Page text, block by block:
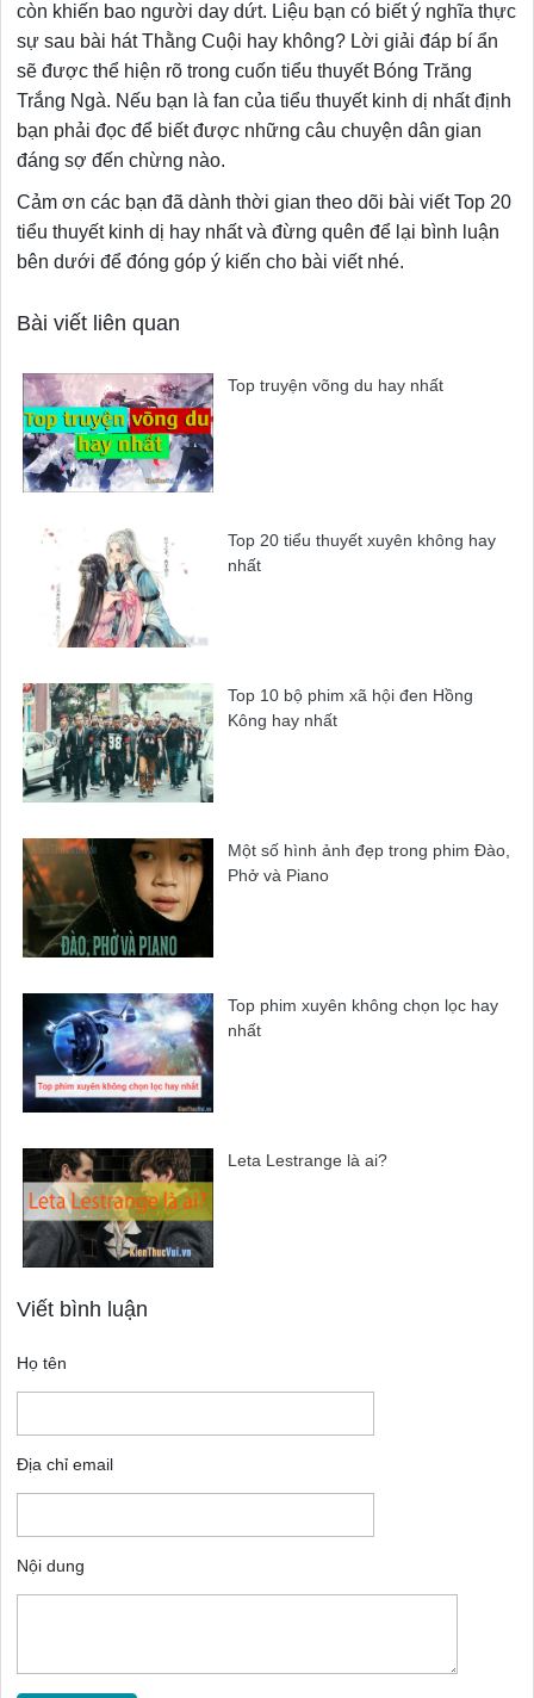
còn khiến bao người day dứt. Liệu bạn có biết ý nghĩa thực
sự sau bài hát Thằng Cuội hay không? Lời giải đáp bí ẩn
sẽ được thể hiện rõ trong cuốn tiểu thuyết Bóng Trăng
Trắng Ngà. Nếu bạn là fan của tiểu thuyết kinh dị nhất định
bạn phải đọc để biết được những câu chuyện dân gian
đáng sợ đến chừng nào.
Cảm ơn các bạn đã dành thời gian theo dõi bài viết Top 20
tiểu thuyết kinh dị hay nhất và đừng quên để lại bình luận
bên dưới để đóng góp ý kiến cho bài viết nhé.
Bài viết liên quan
Top truyện võng du hay nhất
Top 20 tiểu thuyết xuyên không hay
nhất
Top 10 bộ phim xã hội đen Hồng
Kông hay nhất
Một số hình ảnh đẹp trong phim Đào,
Phở và Piano
Top phim xuyên không chọn lọc hay
nhất
Leta Lestrange là ai?
Viết bình luận
Họ tên
Địa chỉ email
Nội dung